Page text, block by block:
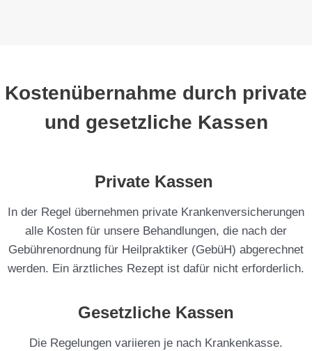
Kostenübernahme durch private
und gesetzliche Kassen
Private Kassen
In der Regel übernehmen private Krankenversicherungen
alle Kosten für unsere Behandlungen, die nach der
Gebührenordnung für Heilpraktiker (GebüH) abgerechnet
werden. Ein ärztliches Rezept ist dafür nicht erforderlich.
Gesetzliche Kassen
Die Regelungen variieren je nach Krankenkasse.